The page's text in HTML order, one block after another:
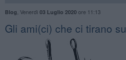
Blog Venerdì 03 Luglio 2020ore 11:13
​Gli ami(ci) che ci tirano su